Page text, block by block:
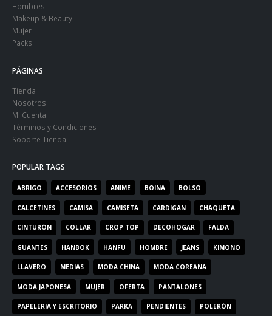
Hombres
Makeup & Beauty
Mujer
Packs
PÁGINAS
Tienda
Nosotros
Mi Cuenta
Términos y Condiciones
Soporte Tienda
POPULAR TAGS
ABRIGO ACCESORIOS ANIME BOINA BOLSO
CALCETINES CAMISA CAMISETA CARDIGAN CHAQUETA
CINTURÓN COLLAR CROP TOP DECOHOGAR FALDA
GUANTES HANBOK HANFU HOMBRE JEANS KIMONO
LLAVERO MEDIAS MODA CHINA MODA COREANA
MODA JAPONESA MUJER OFERTA PANTALONES
PAPELERIA Y ESCRITORIO PARKA PENDIENTES POLERÓN